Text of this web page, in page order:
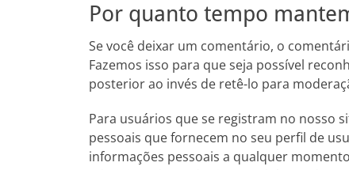
Por quanto tempo
Se você deixar um comentário, o
Fazemos isso para que seja possível
posterior ao invés de retê-lo para
Para usuários que se registram no nosso
pessoais que fornecem no seu perfil de
informações pessoais a qualquer